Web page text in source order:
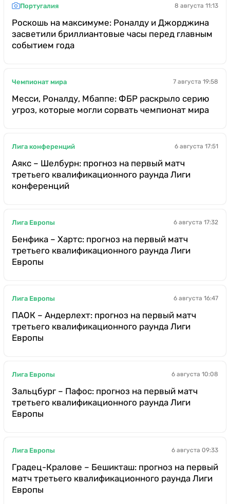
Португалия 8 августа 11:13
Роскошь на максимуме: Роналду и Джорджина
засветили бриллиантовые часы перед главным
событием года
Чемпионат мира 7 августа 19:58
Месси, Роналду, Мбаппе: ФБР раскрыло серию
угроз, которые могли сорвать чемпионат мира
Лига конференций 6 августа 17:51
Аякс – Шелбурн: прогноз на первый матч
третьего квалификационного раунда Лиги
конференций
Лига Европы 6 августа 17:32
Бенфика – Хартс: прогноз на первый матч
третьего квалификационного раунда Лиги
Европы
Лига Европы 6 августа 16:47
ПАОК – Андерлехт: прогноз на первый матч
третьего квалификационного раунда Лиги
Европы
Лига Европы 6 августа 10:08
Зальцбург – Пафос: прогноз на первый матч
третьего квалификационного раунда Лиги
Европы
Лига Европы 6 августа 09:33
Градец-Кралове – Бешикташ: прогноз на первый
матч третьего квалификационного раунда Лиги
Европы